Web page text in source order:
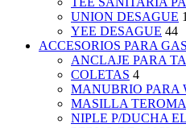
UNION DESAGUE
YEE DESAGUE 44
ACCESORIOS PARA
ANCLAJE PARA
COLETAS 4
MANUBRIO PARA
MASILLA
NIPLE P/DUCHA